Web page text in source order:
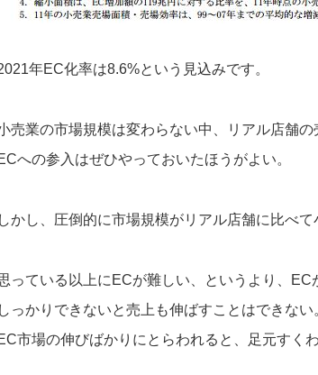
年EC化率は8.6%という見込みです。
売業の市場規模は変わらない中、リアル店舗の
への参入はぜひやっておいたほうがよい。
しかし、圧倒的に市場規模がリアル店舗に比べて
っている以上にECが難しい、というより、
しっかりできないと売上も伸ばすことはできない
市場の伸びばかりにとらわれると、足元すくわ